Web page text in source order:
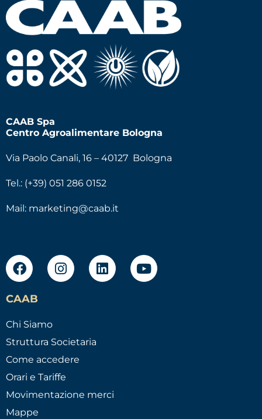
CAAB Spa
Centro Agroalimentare Bologna
Via Paolo Canali, 16 – 40127 Bologna
Tel.: (+39) 051 286 0152
Mail: marketing@caab.it
CAAB
Chi Siamo
Struttura Societaria
Come accedere
Orari e Tariffe
Movimentazione merci
Mappe